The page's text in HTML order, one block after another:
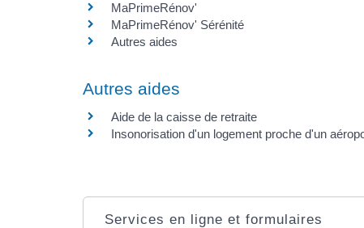
MaPrimeRénov'
MaPrimeRénov' Sérénité
Autres aides
Autres aides
Aide de la caisse de retraite
Insonorisation d'un logement proche d'un
Services en ligne et formulaires